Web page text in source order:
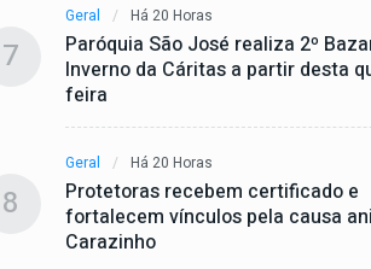
7
Geral Há 20 Horas
Paróquia São José realiza 2º
Inverno da Cáritas a partir desta
feira
8
Geral Há 20 Horas
Protetoras recebem certificado e
fortalecem vínculos pela causa
Carazinho